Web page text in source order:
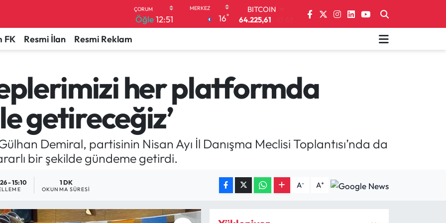
Öğle12:51 16°
DOLAR
47,6704
EURO
6510.40 0.45
BİST100
FK Resmi İlan Resmi Reklam
her platformda
getireceğiz’
Demiral, partisinin Nisan Ayı İl Danışma Meclisi Toplantısı’nda da
bir şekilde gündeme getirdi.
- 15:10 1 DK
OKUNMA SÜRESI A- A+